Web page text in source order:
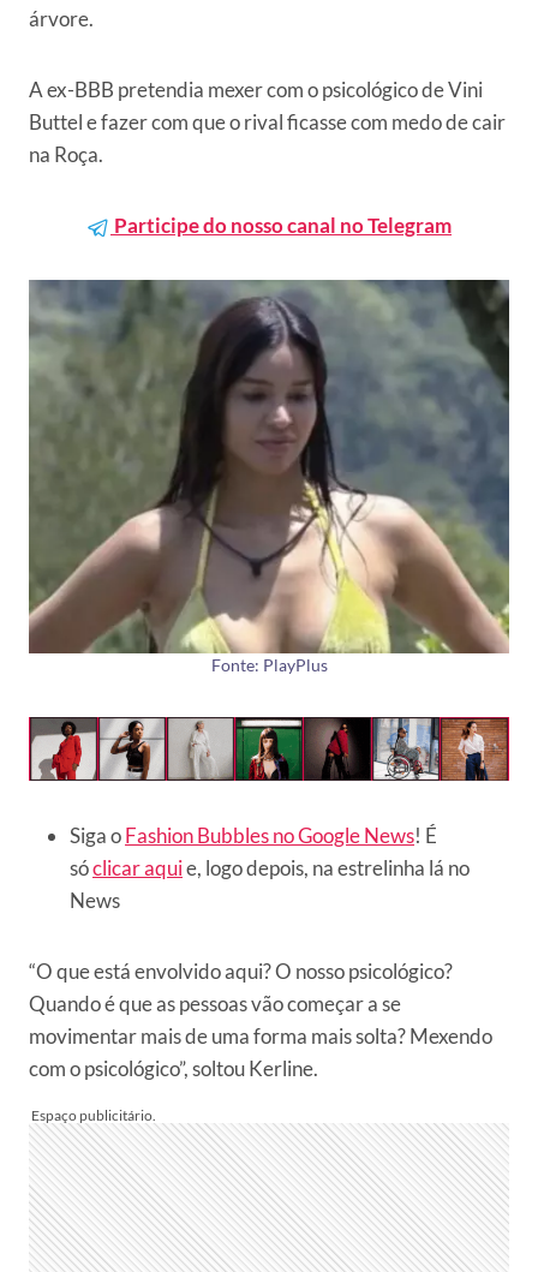
árvore.
A ex-BBB pretendia mexer com o psicológico de Vini
Buttel e fazer com que o rival ficasse com medo de cair
na Roça.
Participe do nosso canal no Telegram
Fonte: PlayPlus
Siga oFashion Bubbles no Google News! É
sóclicar aquie, logo depois, na estrelinha lá no
News
“O que está envolvido aqui? O nosso psicológico?
Quando é que as pessoas vão começar a se
movimentar mais de uma forma mais solta? Mexendo
com o psicológico”, soltou Kerline.